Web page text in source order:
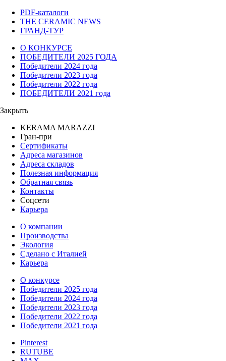
PDF-каталоги
THE CERAMIC NEWS
ГРАНД-ТУР
О КОНКУРСЕ
ПОБЕДИТЕЛИ 2025 ГОДА
Победители 2024 года
Победители 2023 года
Победители 2022 года
ПОБЕДИТЕЛИ 2021 года
Закрыть
KERAMA MARAZZI
Гран-при
Сертификаты
Адреса магазинов
Адреса складов
Полезная информация
Обратная связь
Контакты
Соцсети
Карьера
О компании
Производства
Экология
Сделано с Италией
Карьера
О конкурсе
Победители 2025 года
Победители 2024 года
Победители 2023 года
Победители 2022 года
Победители 2021 года
Pinterest
RUTUBE